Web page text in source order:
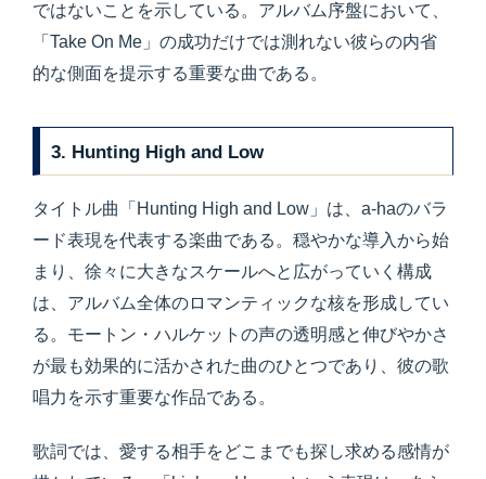
ではないことを示している。アルバム序盤において、
「Take On Me」の成功だけでは測れない彼らの内省
的な側面を提示する重要な曲である。
3. Hunting High and Low
タイトル曲「Hunting High and Low」は、a-haのバラ
ード表現を代表する楽曲である。穏やかな導入から始
まり、徐々に大きなスケールへと広がっていく構成
は、アルバム全体のロマンティックな核を形成してい
る。モートン・ハルケットの声の透明感と伸びやかさ
が最も効果的に活かされた曲のひとつであり、彼の歌
唱力を示す重要な作品である。
歌詞では、愛する相手をどこまでも探し求める感情が